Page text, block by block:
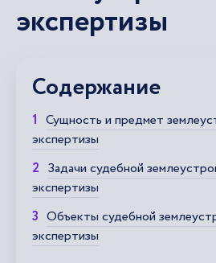
экспертизы
Содержание
Сущность и предмет
экспертизы
Задачи судебной
экспертизы
Объекты судебной
экспертизы